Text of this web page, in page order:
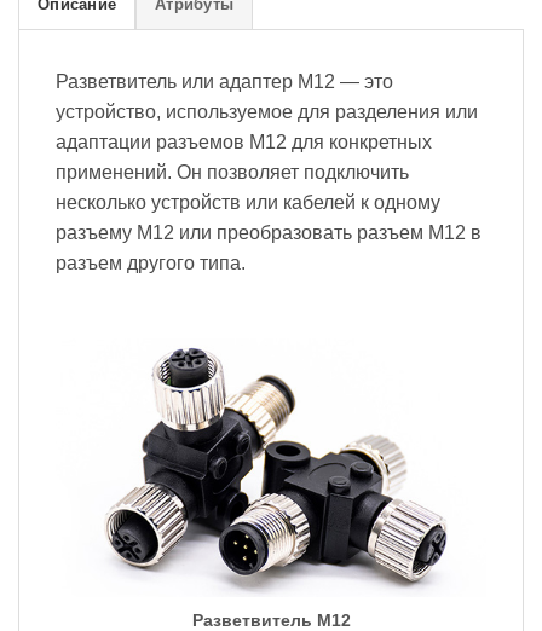
Описание Атрибуты
Разветвитель или адаптер M12 — это
устройство, используемое для разделения или
адаптации разъемов M12 для конкретных
применений. Он позволяет подключить
несколько устройств или кабелей к одному
разъему M12 или преобразовать разъем M12 в
разъем другого типа.
Разветвитель M12